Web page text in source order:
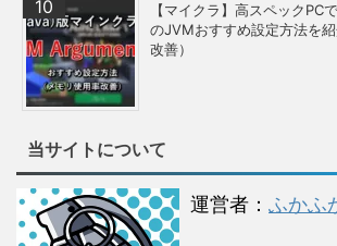
【マイクラ】高スペックPC
のJVMおすすめ設定方法を
改善）
当サイトについて
運営者： ふかふ